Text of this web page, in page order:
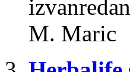
M. Maric